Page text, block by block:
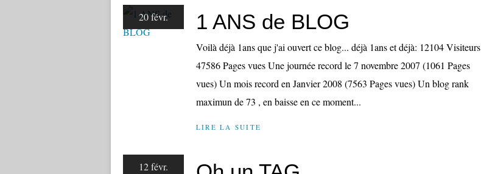
20 févr. 1 ANS de BLOG
Voilà déjà 1ans que j'ai ouvert ce blog... déjà 1ans et déjà: 12104 Visiteurs
47586 Pages vues Une journée record le 7 novembre 2007 (1061 Pages
vues) Un mois record en Janvier 2008 (7563 Pages vues) Un blog rank
maximun de 73 , en baisse en ce moment...
LIRE LA SUITE
12 févr.